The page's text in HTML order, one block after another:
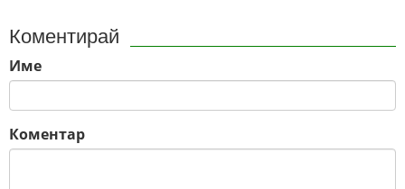
Коментирай
Име
Коментар